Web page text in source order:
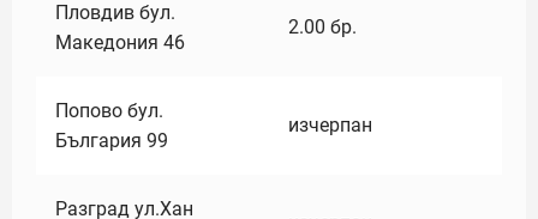
Пловдив бул.
Македония 46
2.00 бр.
Попово бул.
България 99
изчерпан
Разград ул.Хан